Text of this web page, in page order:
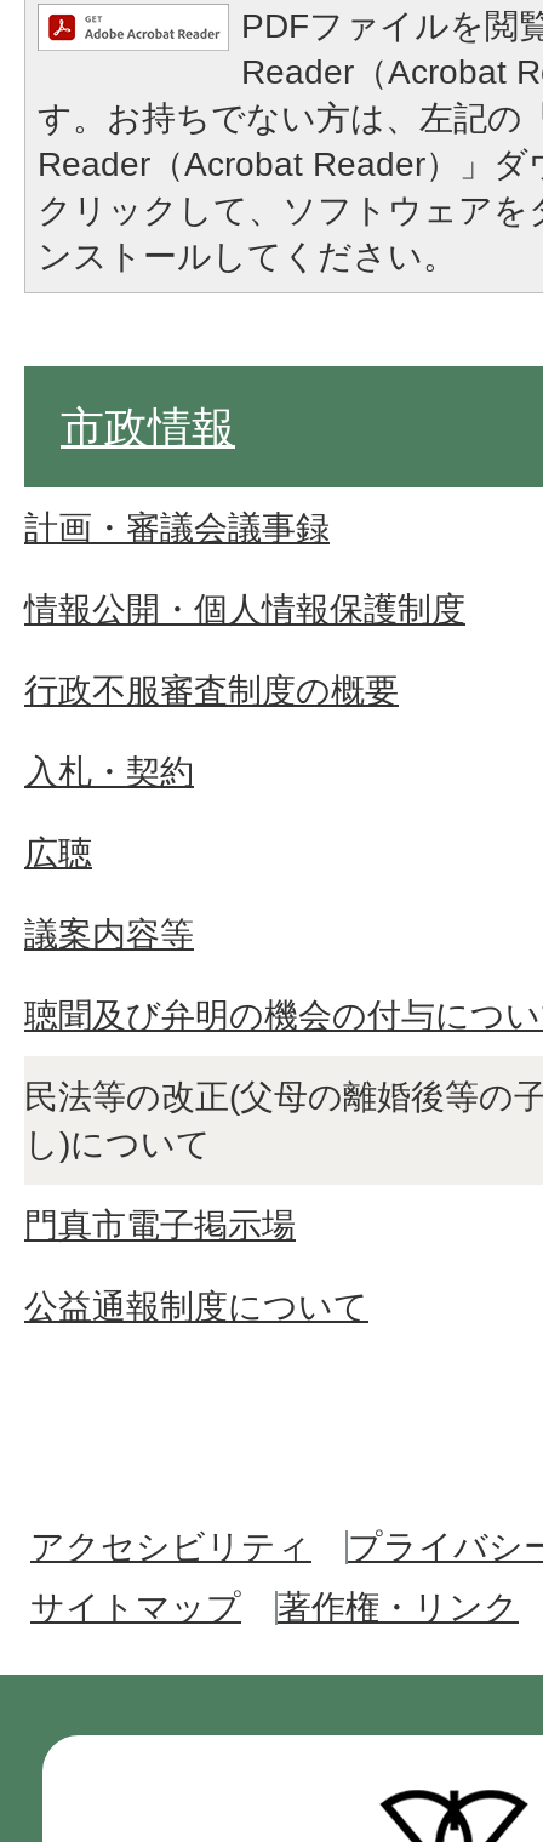
PDFファイルを閲
Reader（Acrobat
す。お持ちでない方は、左記の
Reader（Acrobat Reader）」
クリックして、ソフトウェア
ンストールしてください。
市政情報
計画・審議会議事録
情報公開・個人情報保護制度
行政不服審査制度の概要
入札・契約
広聴
議案内容等
聴聞及び弁明の機会の付与につ
民法等の改正(父母の離婚後等の
し)について
門真市電子掲示場
公益通報制度について
アクセシビリティ
プライバシ
サイトマップ
著作権・リンク